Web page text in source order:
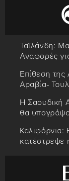
Ταϊλάνδη:
Αναφορές
Επίθεση της
Αραβία-
Η Σαουδική
θα
Καλιφόρνια:
κατέστρεψε